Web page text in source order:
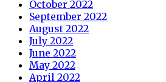
October 2022
September 2022
August 2022
July 2022
June 2022
May 2022
April 2022